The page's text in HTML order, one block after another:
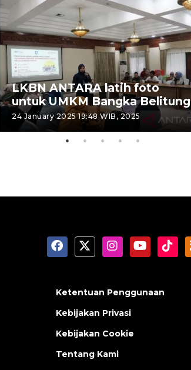
LKBN ANTARA latih foto
untuk UMKM Bangka Belitung
24 January 2025 19:48 WIB, 2025
Ketentuan Penggunaan
Kebijakan Privasi
Kebijakan Cookie
Tentang Kami